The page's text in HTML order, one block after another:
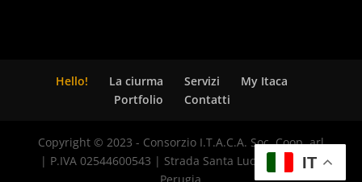
Hello! La ciurma Servizi
My Itaca
Portfolio
Contatti
Copyright © 2023 - Consorzio I.T.A.C.A. Soc. Coop. arl
| P.IVA 02544600543 | Strada Santa Lucia, 8 - 06125
Perugia
IT